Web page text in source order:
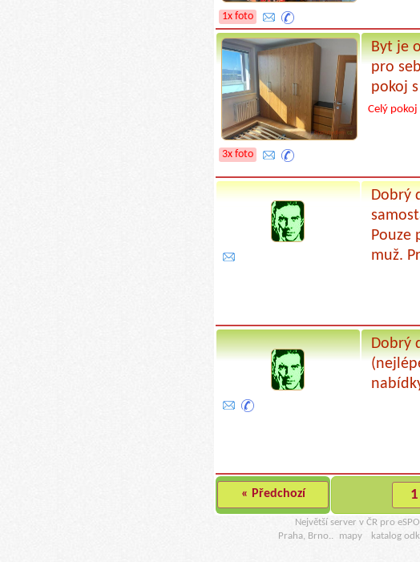
1x foto
3x foto
Byt je
pro
pokoj
Celý pokoj
Dobrý
Pouze
muž.
Dobrý
« Předchozí 1
Největší server v ČR pro
Praha, Brno..
mapy katalog